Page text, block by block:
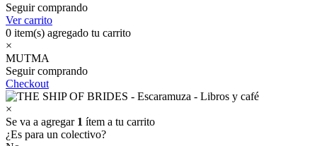
Seguir comprando
Ver carrito
0 item(s) agregado tu carrito
×
MUTMA
Seguir comprando
Checkout
×
Se va a agregar 1 ítem a tu carrito
¿Es para un colectivo?